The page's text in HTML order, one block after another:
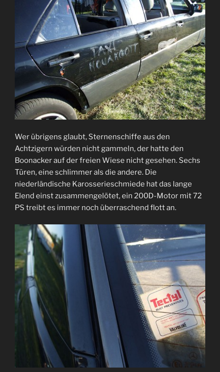
Wer übrigens glaubt, Sternenschiffe aus den
Achtzigern würden nicht gammeln, der hatte den
Boonacker auf der freien Wiese nicht gesehen. Sechs
Türen, eine schlimmer als die andere. Die
niederländische Karosserieschmiede hat das lange
Elend einst zusammengelötet, ein 200D-Motor mit 72
PS treibt es immer noch überraschend flott an.